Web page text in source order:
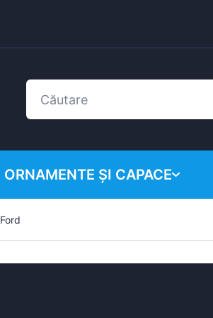
ORNAMENTE ȘI CAPACE
Ford